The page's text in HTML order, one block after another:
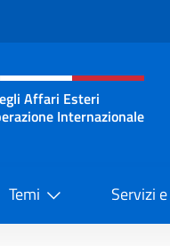
social e
Affari Esteri
Internazionale
Temi Servizi